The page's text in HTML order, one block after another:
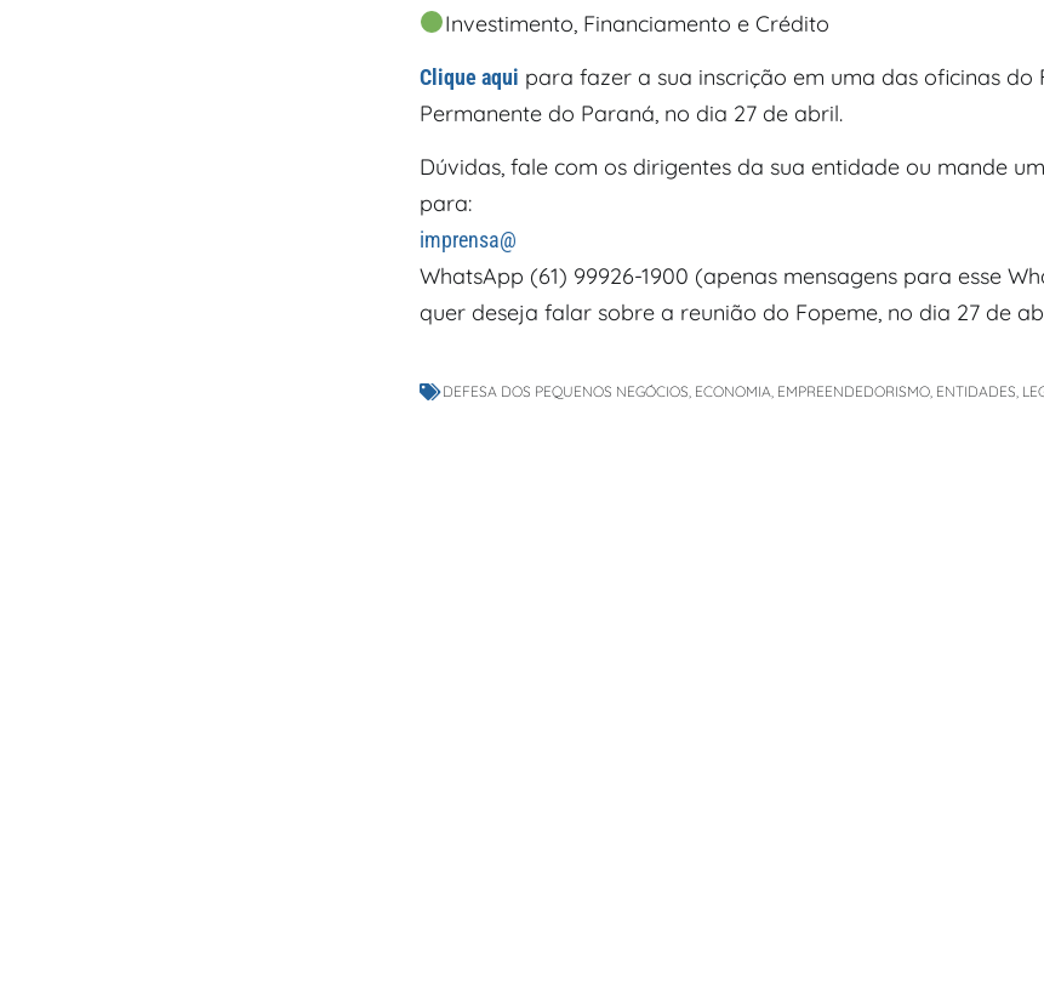
Investimento, Financiamento e Crédito
Clique aqui para fazer a sua inscrição em uma das oficinas do
Permanente do Paraná, no dia 27 de abril.
Dúvidas, fale com os dirigentes da sua entidade ou mande
para:
imprensa@
WhatsApp (61) 99926-1900 (apenas mensagens para esse
quer deseja falar sobre a reunião do Fopeme, no dia 27 de
DEFESA DOS PEQUENOS NEGÓCIOS ECONOMIA EMPREENDEDORISMO ENTIDADES